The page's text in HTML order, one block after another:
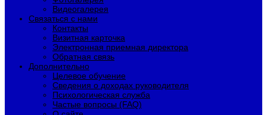
Видеогалерея
Связаться с нами
Контакты
Визитная карточка
Электронная приемная директора
Обратная связь
Дополнительно
Целевое обучение
Сведения о доходах руководителя
Психологическая служба
Частые вопросы (FAQ)